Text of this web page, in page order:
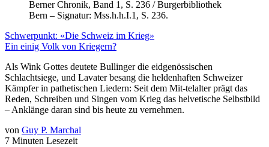
Berner Chronik, Band 1, S. 236 / Burgerbibliothek
Bern – Signatur: Mss.h.h.I.1, S. 236.
Schwerpunkt: «Die Schweiz im Krieg»
Ein einig Volk von Kriegern?
Als Wink Gottes deutete Bullinger die eidgenössischen
Schlachtsiege, und Lavater besang die heldenhaften Schweizer
Kämpfer in pathetischen Liedern: Seit dem Mit-telalter prägt das
Reden, Schreiben und Singen vom Krieg das helvetische Selbstbild
– Anklänge daran sind bis heute zu vernehmen.
von Guy P. Marchal
7 Minuten Lesezeit